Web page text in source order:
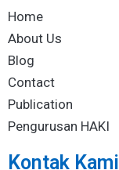
Home
About Us
Blog
Contact
Publication
Pengurusan HAKI
Kontak Kami